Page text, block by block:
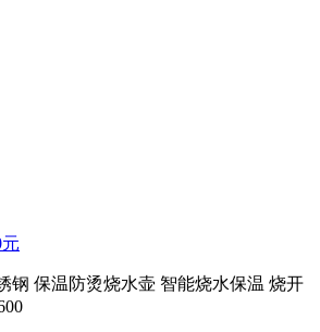
元
钢 保温防烫烧水壶 智能烧水保温 烧开